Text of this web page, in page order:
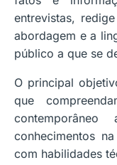
entrevistas,
abordagem e a
público a que se
O principal
que
conhecimentos
com habilidades